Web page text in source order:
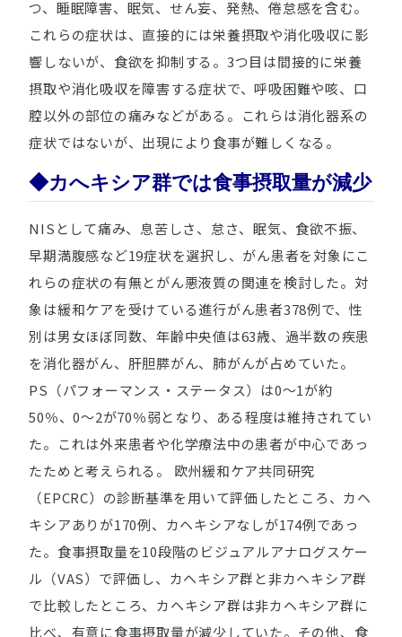
つ、睡眠障害、眠気、せん妄、発熱、倦怠感を含む。
これらの症状は、直接的には栄養摂取や消化吸収に影
響しないが、食欲を抑制する。3つ目は間接的に栄養
摂取や消化吸収を障害する症状で、呼吸困難や咳、口
腔以外の部位の痛みなどがある。これらは消化器系の
症状ではないが、出現により食事が難しくなる。
◆カへキシア群では食事摂取量が減少
NISとして痛み、息苦しさ、怠さ、眠気、食欲不振、
早期満腹感など19症状を選択し、がん患者を対象にこ
れらの症状の有無とがん悪液質の関連を検討した。対
象は緩和ケアを受けている進行がん患者378例で、性
別は男女ほぼ同数、年齢中央値は63歳、過半数の疾患
を消化器がん、肝胆膵がん、肺がんが占めていた。
PS（パフォーマンス・ステータス）は0～1が約
50％、0～2が70％弱となり、ある程度は維持されてい
た。これは外来患者や化学療法中の患者が中心であっ
たためと考えられる。 欧州緩和ケア共同研究
（EPCRC）の診断基準を用いて評価したところ、カヘ
キシアありが170例、カヘキシアなしが174例であっ
た。食事摂取量を10段階のビジュアルアナログスケー
ル（VAS）で評価し、カヘキシア群と非カヘキシア群
で比較したところ、カヘキシア群は非カヘキシア群に
比べ、有意に食事摂取量が減少していた。その他、食